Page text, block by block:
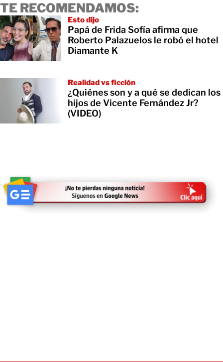
TE RECOMENDAMOS:
Esto dijo
Papá de Frida Sofía afirma que
Roberto Palazuelos le robó el hotel
Diamante K
Realidad vs ficción
¿Quiénes son y a qué se dedican los
hijos de Vicente Fernández Jr?
(VIDEO)